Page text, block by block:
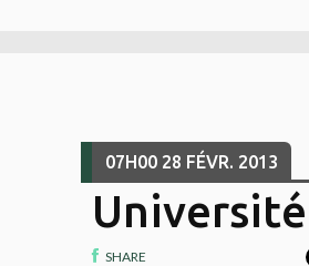
07H00 28 FÉVR. 2013
SHARE